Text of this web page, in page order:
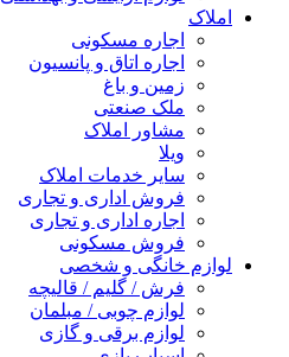
املاک
اجاره مسکونی
اجاره اتاق و پانسیون
زمین و باغ
ملک صنعتی
مشاور املاک
ویلا
سایر خدمات املاک
فروش اداری و تجاری
اجاره اداری و تجاری
فروش مسکونی
لوازم خانگی و شخصی
فرش / گلیم / قالیچه
لوازم چوبی / مبلمان
لوازم برقی و گازی